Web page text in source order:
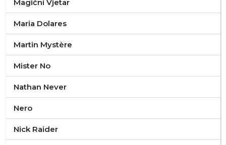
Magični Vjetar
Maria Dolares
Martin Mystère
Mister No
Nathan Never
Nero
Nick Raider